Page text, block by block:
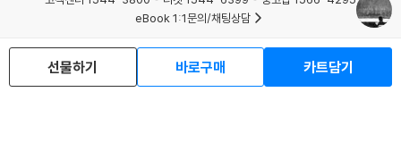
선물하기 바로구매 카트담기
eBook 1:1문의/채팅상담
예스이십사(주) 사업자 정보
이용약관
개인정보처리방침
청소년보호정책
PC버전
회사소개
거래처관계자께